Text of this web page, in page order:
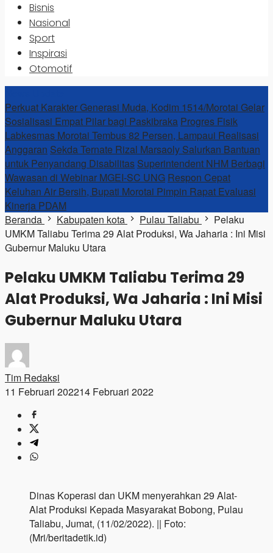
Bisnis
Nasional
Sport
Inspirasi
Otomotif
Perkuat Karakter Generasi Muda, Kodim 1514/Morotai Gelar
Sosialisasi Empat Pilar bagi Paskibraka Progres Fisik
Labkesmas Morotai Tembus 82 Persen, Lampaui Realisasi
Anggaran Sekda Ternate Rizal Marsaoly Salurkan Bantuan
untuk Penyandang Disabilitas Superintendent NHM Berbagi
Wawasan di Webinar MGEI-SC UNG Respon Cepat
Keluhan Air Bersih, Bupati Morotai Pimpin Rapat Evaluasi
Kinerja PDAM
Beranda
Kabupaten kota Pulau Taliabu
Pelaku
UMKM Taliabu Terima 29 Alat Produksi, Wa Jaharia : Ini Misi
Gubernur Maluku Utara
Pelaku UMKM Taliabu Terima 29
Alat Produksi, Wa Jaharia : Ini Misi
Gubernur Maluku Utara
Tim Redaksi
11 Februari 202214 Februari 2022
Dinas Koperasi dan UKM menyerahkan 29 Alat-
Alat Produksi Kepada Masyarakat Bobong, Pulau
Taliabu, Jumat, (11/02/2022). || Foto:
(Mri/beritadetik.id)